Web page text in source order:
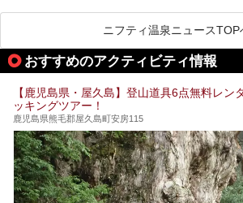
いえる存在です。2023年にいった
後経営が変わり、復旧作業を実施
り入浴施設としてプレオープンし
乗り込みましたが、今回もオープ
地訪問。リニューアルした浴室・
の相違点や注意事項などを詳細レ
ニフティ温泉ニュースTOP
おすすめのアクティビティ情報
【鹿児島県・屋久島】登山道具6点無料レ
ッキングツアー！
鹿児島県熊毛郡屋久島町安房115